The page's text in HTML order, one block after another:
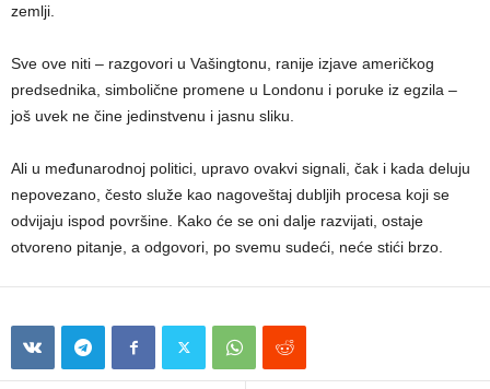
zemlji.
Sve ove niti – razgovori u Vašingtonu, ranije izjave američkog
predsednika, simbolične promene u Londonu i poruke iz egzila –
još uvek ne čine jedinstvenu i jasnu sliku.
Ali u međunarodnoj politici, upravo ovakvi signali, čak i kada deluju
nepovezano, često služe kao nagoveštaj dubljih procesa koji se
odvijaju ispod površine. Kako će se oni dalje razvijati, ostaje
otvoreno pitanje, a odgovori, po svemu sudeći, neće stići brzo.